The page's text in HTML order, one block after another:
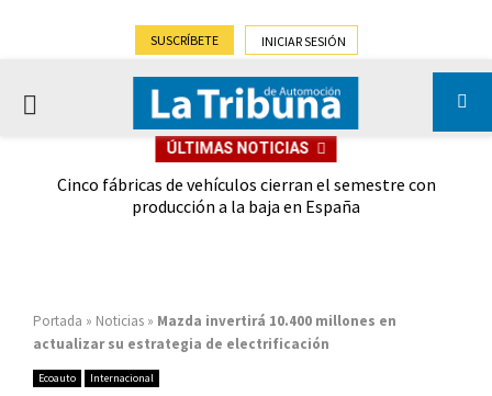
SUSCRÍBETE INICIAR SESIÓN
PRIMARY
ÚLTIMAS NOTICIAS
Cinco fábricas de vehículos cierran el semestre con
producción a la baja en España
Portada » Noticias » Mazda invertirá 10.400 millones en
actualizar su estrategia de electrificación
Ecoauto Internacional